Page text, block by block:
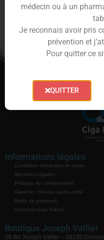
Informations légales
Conditions Générales de vente
Mentions Légales
Politique de confidentialité
Garantie / Service après vente
Mode de paiement
Contacter Ciga France
Boutique Joseph Vallier
58 Bd Joseph Vallier – 38100
médecin ou à un
Je reconnais avoir pris
prévention et
Pour quitter ce
QUITTER